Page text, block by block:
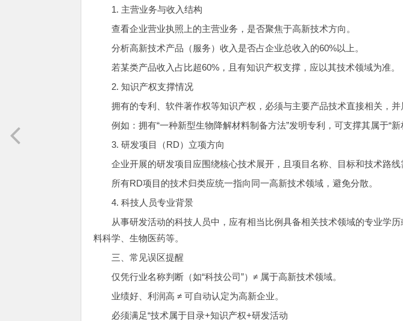
1. 主营业务与收入结构
查看企业营业执照上的主营业务，是否聚焦于高新技术方向。
分析高新技术产品（服务）收入是否占企业总收入的60%以上。
若某类产品收入占比超60%，且有知识产权支撑，应以其技术领域为准。
2. 知识产权支撑情况
拥有的专利、软件著作权等知识产权，必须与主要产品技术直接相关，并
例如：拥有“一种新型生物降解材料制备方法”发明专利，可支撑其属于“新
3. 研发项目（RD）立项方向
企业开展的研发项目应围绕核心技术展开，且项目名称、目标和技术路线
所有RD项目的技术归类应统一指向同一高新技术领域，避免分散。
4. 科技人员专业背景
从事研发活动的科技人员中，应有相当比例具备相关技术领域的专业学
料科学、生物医药等。
三、常见误区提醒
仅凭行业名称判断（如“科技公司”）≠ 属于高新技术领域。
业绩好、利润高 ≠ 可自动认定为高新企业。
必须满足“技术属于目录+知识产权+研发活动